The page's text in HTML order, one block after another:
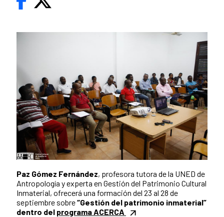
Paz Gómez Fernández, profesora tutora de la UNED de
Antropología y experta en Gestión del Patrimonio Cultural
Inmaterial, ofrecerá una formación del 23 al 28 de
septiembre sobre“Gestión del patrimonio inmaterial”
dentro del programa ACERCA